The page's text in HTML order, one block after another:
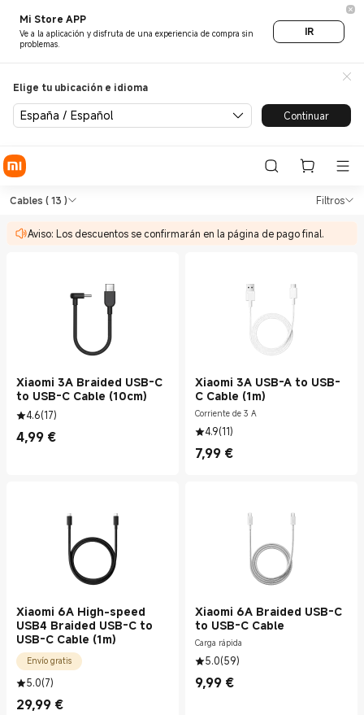
Mi Store APP
Ve a la aplicación y disfruta de una experiencia de compra sin
problemas.
IR
Elige tu ubicación e idioma
España / Español Continuar
Shop Cargas Cables in
Cables ( 13 ) Filtros
Aviso: Los descuentos se confirmarán en la página de pago final.
Shop Cargas Cables in Xiaomi Xiaomi
Xiaomi 3A Braided USB-C
to USB-C Cable (10cm)
4.6(17)
4,99 €
Current Price €4.99
Xiaomi 3A USB-A to USB-
C Cable (1m)
Corriente de 3 A
4.9(11)
7,99 €
Current Price €7.99
Xiaomi 6A High-speed
USB4 Braided USB-C to
USB-C Cable (1m)
Envío gratis
5.0(7)
29,99 €
Current Price €29.99
Xiaomi 6A Braided USB-C
to USB-C Cable
Carga rápida
5.0(59)
9,99 €
Current Price €9.99